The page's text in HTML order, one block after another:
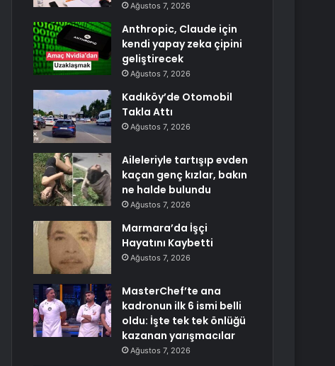
Ağustos 7, 2026
Anthropic, Claude için
kendi yapay zeka çipini
geliştirecek
Ağustos 7, 2026
Kadıköy’de Otomobil
Takla Attı
Ağustos 7, 2026
Aileleriyle tartışıp evden
kaçan genç kızlar, bakın
ne halde bulundu
Ağustos 7, 2026
Marmara’da İşçi
Hayatını Kaybetti
Ağustos 7, 2026
MasterChef’te ana
kadronun ilk 6 ismi belli
oldu: İşte tek tek önlüğü
kazanan yarışmacılar
Ağustos 7, 2026